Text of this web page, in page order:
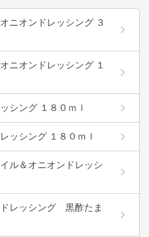
ニオンドレッシング ３
ニオンドレッシング １
シング １８０ｍｌ
ッシング １８０ｍｌ
ル＆オニオンドレッシ
レッシング 黒酢たま